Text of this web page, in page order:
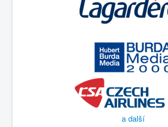
a další